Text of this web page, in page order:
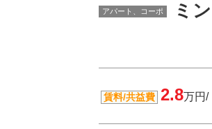
アパート、コーポ ミ
賃料/共益費 2.8万